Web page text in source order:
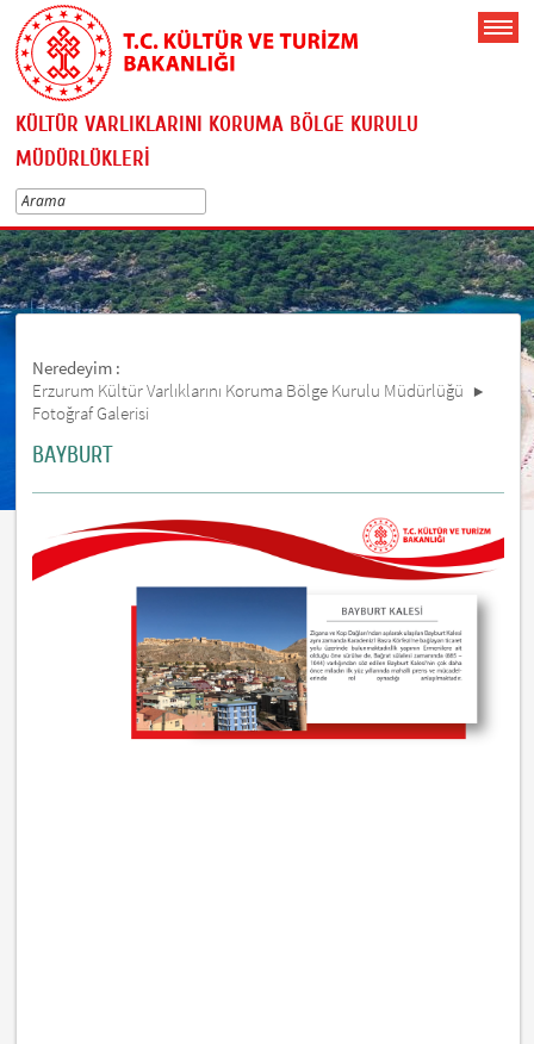
KÜLTÜR VARLIKLARINI KORUMA BÖLGE KURULU
MÜDÜRLÜKLERİ
Neredeyim :
Erzurum Kültür Varlıklarını Koruma Bölge Kurulu Müdürlüğü
Fotoğraf Galerisi
BAYBURT